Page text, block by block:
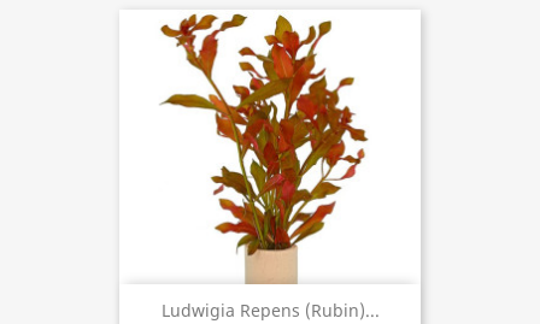
Ludwigia Repens (rubin)...